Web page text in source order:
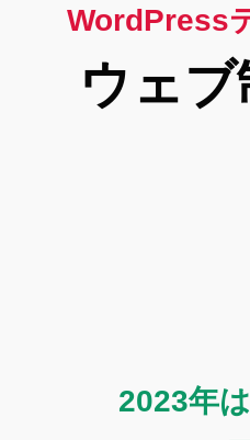
WordPress
ウェ
2023年